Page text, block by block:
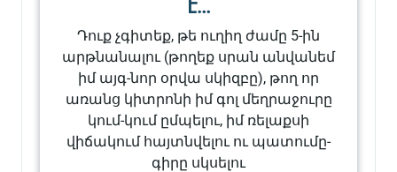
է…
Դուք չգիտեք, թե ուղիղ ժամը 5-ին
արթնանալու (թողեք սրան անվանեմ
իմ այգ-նոր օրվա սկիզբը), թող որ
առանց կիտրոնի իմ գոլ մեղրաջուրը
կում-կում ըմպելու, իմ ռելաքսի
վիճակում հայտնվելու ու պատումը-
գիրը սկսելու